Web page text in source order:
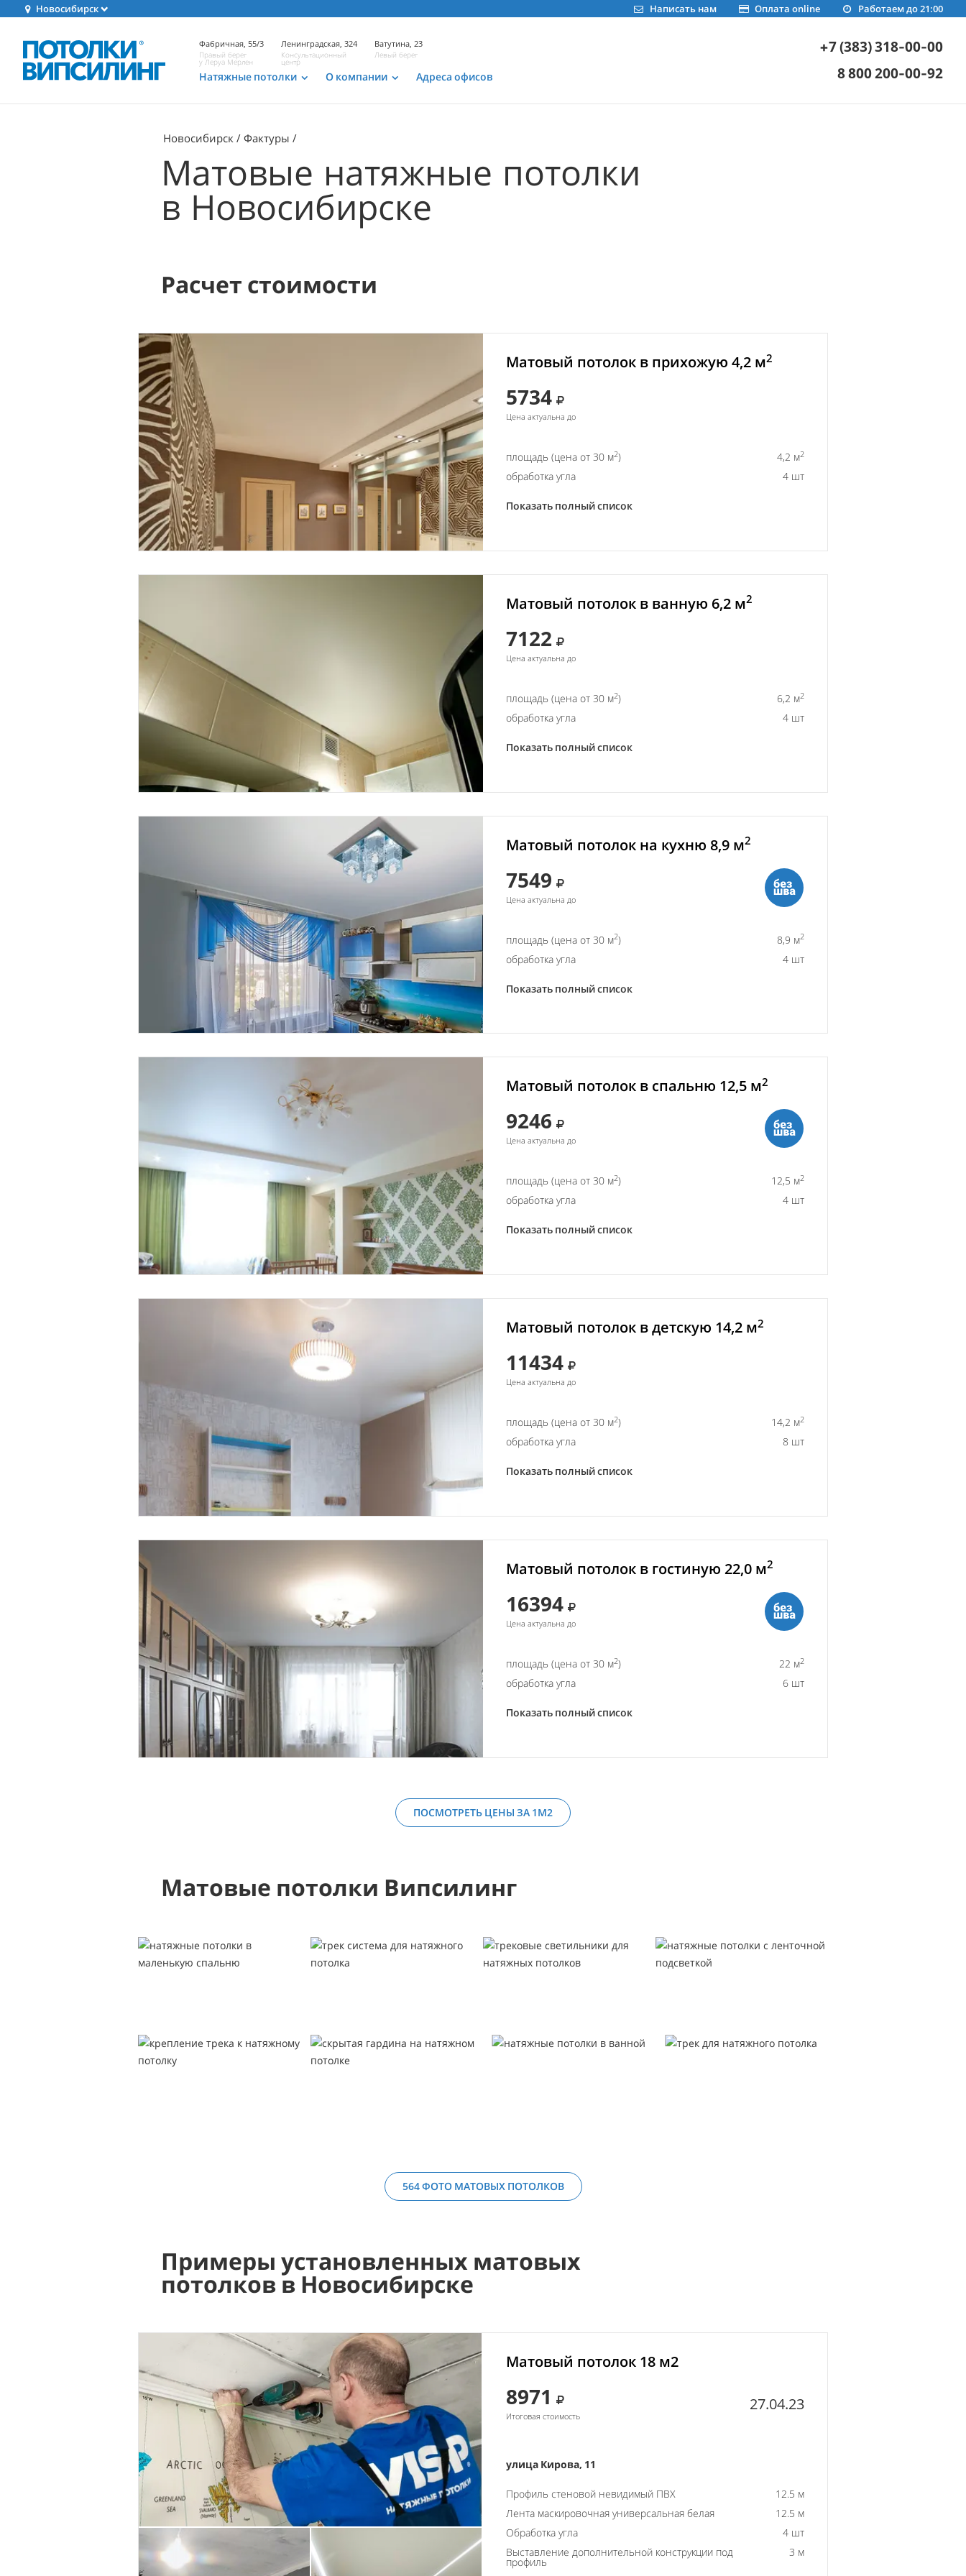
Новосибирск Работаем до 21:00
Оплата online
Написать нам
Фабричная, 55/3
Правый берег
у Леруа Мерлен
Ленинградская, 324
Консультационный
центр
Ватутина, 23
Левый берег
Натяжные потолки О компании Адреса офисов
+7 (383) 318-00-00
8 800 200-00-92
Новосибирск Фактуры
Матовые натяжные потолки
в Новосибирске
Расчет стоимости
Матовый потолок в прихожую 4,2 м2
5734
Цена актуальна до
площадь (цена от 30 м2) 4,2 м2
обработка угла 4 шт
Показать полный список
Матовый потолок в ванную 6,2 м2
7122
Цена актуальна до
площадь (цена от 30 м2) 6,2 м2
обработка угла 4 шт
Показать полный список
Матовый потолок на кухню 8,9 м2
7549
Цена актуальна до
площадь (цена от 30 м2) 8,9 м2
обработка угла 4 шт
Показать полный список
Матовый потолок в спальню 12,5 м2
9246
Цена актуальна до
площадь (цена от 30 м2) 12,5 м2
обработка угла 4 шт
Показать полный список
Матовый потолок в детскую 14,2 м2
11434
Цена актуальна до
площадь (цена от 30 м2) 14,2 м2
обработка угла 8 шт
Показать полный список
Матовый потолок в гостиную 22,0 м2
16394
Цена актуальна до
площадь (цена от 30 м2) 22 м2
обработка угла 6 шт
Показать полный список
ПОСМОТРЕТЬ ЦЕНЫ ЗА 1М2
Матовые потолки Випсилинг
564 ФОТО МАТОВЫХ ПОТОЛКОВ
Примеры установленных матовых
потолков в Новосибирске
Матовый потолок 18 м2
8971
Итоговая стоимость
27.04.23
улица Кирова, 11
Профиль стеновой невидимый ПВХ
12.5 м
Лента маскировочная универсальная белая
12.5 м
Обработка угла
4 шт
Выставление дополнительной конструкции под
профиль
3 м